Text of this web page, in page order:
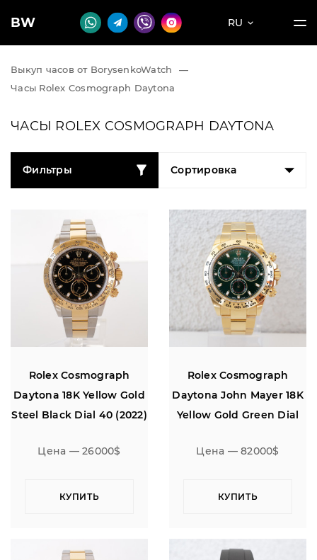
BW RU
Выкуп часов от BorysenkoWatch
—
Часы Rolex Cosmograph Daytona
ЧАСЫ ROLEX COSMOGRAPH DAYTONA
Фильтры Сортировка
Rolex Cosmograph
Daytona 18K Yellow Gold
Steel Black Dial 40 (2022)
Цена — 26000$
КУПИТЬ
Rolex Cosmograph
Daytona John Mayer 18K
Yellow Gold Green Dial
Цена — 82000$
КУПИТЬ